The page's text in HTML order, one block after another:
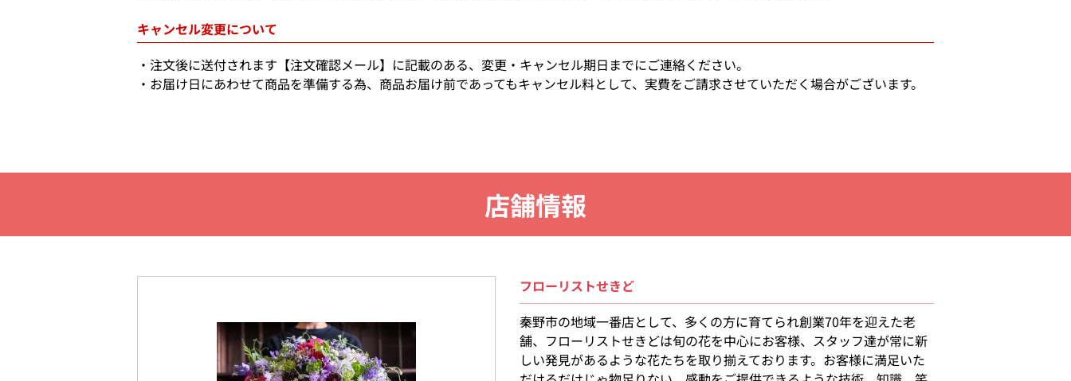
キャンセル変更について
注文後に送付されます【注文確認メール】に記載のある、変更・キャンセル期日までにご連絡ください。
お届け日にあわせて商品を準備する為、商品お届け前であってもキャンセル料として、実費をご請求させていただく場合がございます。
店舗情報
フローリストせきど
秦野市の地域一番店として、多くの方に育てられ創業70年を迎えた老
舗、フローリストせきどは旬の花を中心にお客様、スタッフ達が常に新
しい発見があるような花たちを取り揃えております。お客様に満足いた